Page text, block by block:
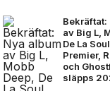
Bekräftat:
av Big L,
De La
Premier,
och
släpps